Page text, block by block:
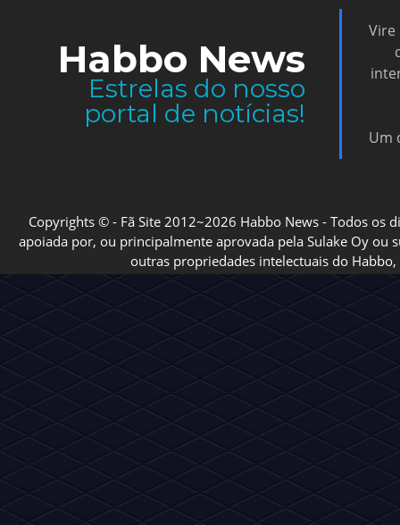
Habbo News
Estrelas do nosso
portal de notícias!
Vire
Um
Copyrights © - Fã Site 2012~2026 Habbo News - Todos os
apoiada por, ou principalmente aprovada pela Sulake Oy ou
outras propriedades intelectuais do